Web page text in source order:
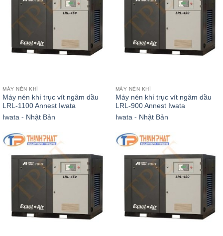
MÁY NÉN KHÍ
Máy nén khí trục vít ngâm dầu
LRL-1100 Annest Iwata
Iwata - Nhật Bản
MÁY NÉN KHÍ
Máy nén khí trục vít ngâm dầu
LRL-900 Annest Iwata
Iwata - Nhật Bản